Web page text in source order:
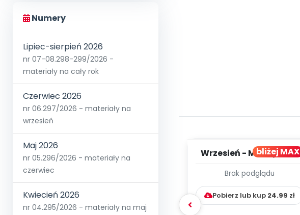
Numery
Lipiec-sierpień 2026
nr 07-08.298-299/2026 -
materiały na cały rok
Czerwiec 2026
nr 06.297/2026 - materiały na
wrzesień
Maj 2026
nr 05.296/2026 - materiały na
czerwiec
Kwiecień 2026
nr 04.295/2026 - materiały na maj
bliżej MAX
Wrzesień - MIESIĘCZNY
WYCHOWAWCZO –
DYDAKTYC...
Brak podglądu
Pobierz lub kup 24.99 zł